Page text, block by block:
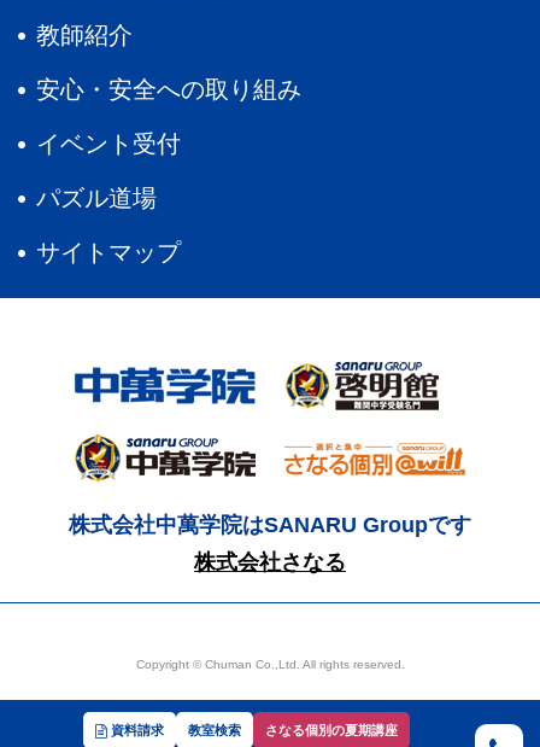
資料請求 教室検索 さなる個別の夏期講座
教師紹介
安心・安全への取り組み
イベント受付
パズル道場
サイトマップ
株式会社中萬学院はSANARU Groupです
株式会社さなる
Copyright © Chuman Co.,Ltd. All rights reserved.